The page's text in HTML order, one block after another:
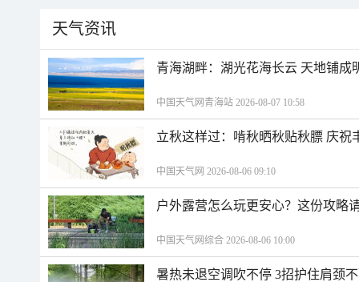
天气资讯
青海湖畔：湖光花海长云 天地铺成
中国天气网青海站 2026-08-07 10:58
立秋这样过：啃秋晒秋贴秋膘 庆祝
中国天气网 2026-08-06 09:10
户外露营怎么玩更安心？这份攻略
中国天气网综合 2026-08-06 10:00
暑热未退空调吹不停 3招护住肩颈